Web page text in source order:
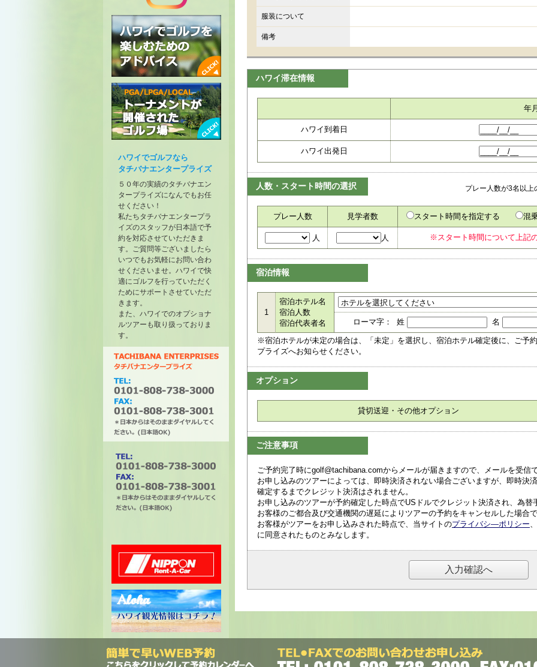
タチバナの
Instagram
ハワイでゴルフを楽しむための
アドバイス
フ場
ハワイでゴルフなら
タチバナエンタープライズ
５０年の実績のタチバナエン
タープライズになんでもお任
せください！
私たちタチバナエンタープラ
イズのスタッフが日本語で予
約を対応させていただきま
す。ご質問等ございましたら
いつでもお気軽にお問い合わ
せくださいませ。ハワイで快
適にゴルフを行っていただく
ためにサポートさせていただ
きます。
また、ハワイでのオプショナ
ルツアーも取り扱っておりま
す。
タチバナエンタープライズ
ださい。(日本語OK)
ニッポンレンタカー
ハワイ州観光局
服装について
備考
ハワイ滞在情報
年
ハワイ到着日
ハワイ出発日
人数・スタート時間の選択 プレー人数が3名以
プレー人数 見学者数 スタート時間を指定する 混
人 人 ※スタート時間について上記
宿泊情報
1
宿泊ホテル名
宿泊人数
宿泊代表者名
ローマ字： 姓 名
※宿泊ホテルが未定の場合は、「未定」を選択し、宿泊ホテル確定後に、ご予
プライズへお知らせください。
オプション
貸切送迎・その他オプション
ご注意事項
ご予約完了時にgolf@tachibana.comからメールが届きますので、メールを受信
お申し込みのツアーによっては、即時決済されない場合ございますが、即時決
確定するまでクレジット決済はされません。
お申し込みのツアーが予約確定した時点でUSドルでクレジット決済され、為
お客様のご都合及び交通機関の遅延によりツアーの予約をキャンセルした場合
お客様がツアーをお申し込みされた時点で、当サイトのプライバシ―ポリシー、
に同意されたものとみなします。